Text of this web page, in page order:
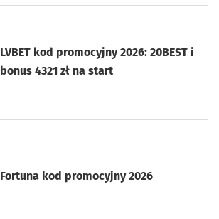
LVBET kod promocyjny 2026: 20BEST i
bonus 4321 zł na start
Fortuna kod promocyjny 2026